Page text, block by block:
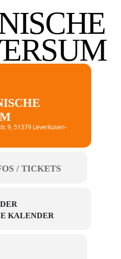
9, 51379 Leverkusen-
/ TICKETS
KALENDER